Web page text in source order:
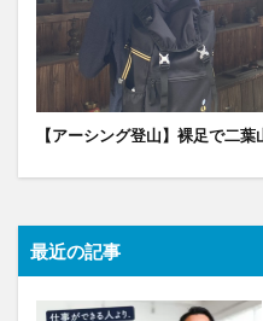
【アーシング登山】裸足で二
最近の記事